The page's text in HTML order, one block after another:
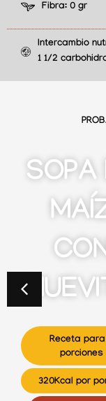
Fibra: 0 gr
Intercambio
1 1/2
SOPA
CON
Receta
porciones
320Kcal por